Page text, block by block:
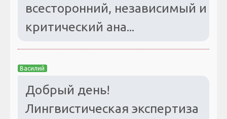
всесторонний, независимый и
критический ана...
Василий
Добрый день!
Лингвистическая экспертиза